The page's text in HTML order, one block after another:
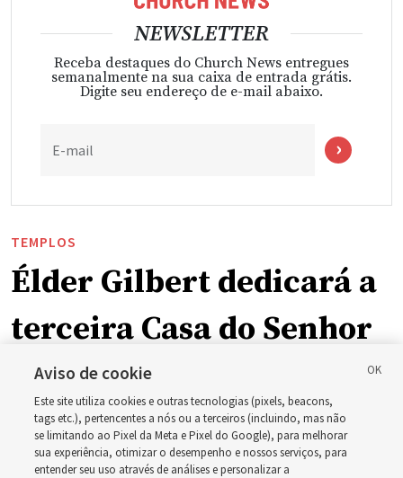
NEWSLETTER
Receba destaques do Church News entregues
semanalmente na sua caixa de entrada grátis.
Digite seu endereço de e-mail abaixo.
E-mail
TEMPLOS
Élder Gilbert dedicará a
terceira Casa do Senhor
em Wyoming
A dedicação do Templo Cody Wyoming em outubro será
a primeira realizada por Élder Clark G. Gilbert
Aviso de cookie
Este site utiliza cookies e outras tecnologias (pixels, beacons,
tags etc.), pertencentes a nós ou a terceiros (incluindo, mas não
se limitando ao Pixel da Meta e Pixel do Google), para melhorar
sua experiência, otimizar o desempenho e nossos serviços, para
entender seu uso através de análises e personalizar a